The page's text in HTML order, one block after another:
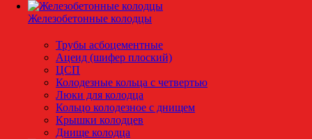
Железобетонные колодцы
Трубы асбоцементные
Ацеид (шифер плоский)
ЦСП
Колодезные кольца с четвертью
Люки для колодца
Кольцо колодезное с днищем
Крышки колодцев
Днище колодца